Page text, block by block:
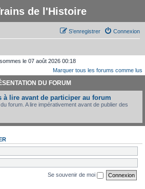
de l'Histoire
Connexion
S’enregistrer
le 07 août 2026 00:18
Marquer tous les forums comme lus
DU FORUM
à lire avant de participer au forum
forum. A lire impérativement avant de publier des
Se souvenir de moi